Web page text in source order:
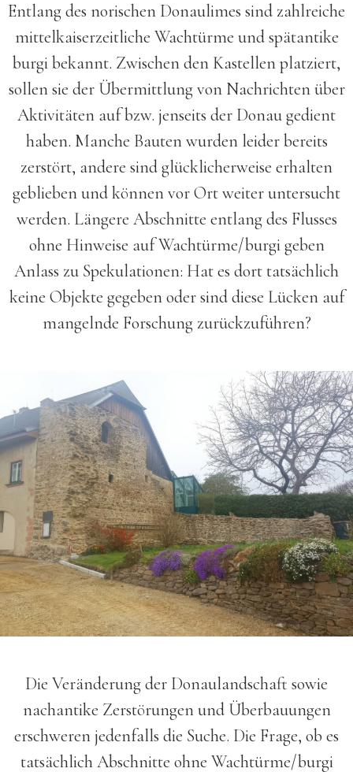
Entlang des norischen Donaulimes sind zahlreiche
mittelkaiserzeitliche Wachtürme und spätantike
burgi bekannt. Zwischen den Kastellen platziert,
sollen sie der Übermittlung von Nachrichten über
Aktivitäten auf bzw. jenseits der Donau gedient
haben. Manche Bauten wurden leider bereits
zerstört, andere sind glücklicherweise erhalten
geblieben und können vor Ort weiter untersucht
werden. Längere Abschnitte entlang des Flusses
ohne Hinweise auf Wachtürme/burgi geben
Anlass zu Spekulationen: Hat es dort tatsächlich
keine Objekte gegeben oder sind diese Lücken auf
mangelnde Forschung zurückzuführen?
Die Veränderung der Donaulandschaft sowie
nachantike Zerstörungen und Überbauungen
erschweren jedenfalls die Suche. Die Frage, ob es
tatsächlich Abschnitte ohne Wachtürme/burgi